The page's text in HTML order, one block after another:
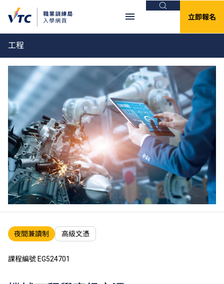
搜尋
立即報名
工程
夜間兼讀制 高級文憑
課程編號 EG524701